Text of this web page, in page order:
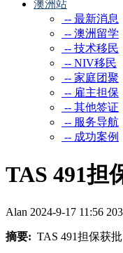
澳洲站
-- 最新消息
-- 澳洲留学
-- 技术移民
-- NIV移民
-- 家庭团聚
-- 雇主担保
-- 其他签证
-- 服务导航
-- 成功案例
TAS 491担
Alan 2024-9-17 11:56
摘要: TAS 491担保获